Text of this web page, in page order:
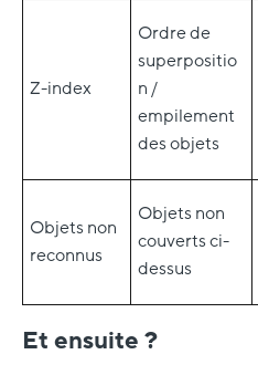
Z-index
Ordre de
superpositio
n /
empilement
des objets
Objets non
reconnus
Objets non
couverts ci-
dessus
Et ensuite ?